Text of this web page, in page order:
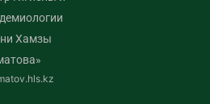
Хамзы